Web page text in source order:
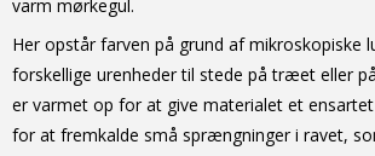
varm mørkegul.
Her opstår farven på grund af mikroskopiske
forskellige urenheder til stede på træet eller
er varmet op for at give materialet et
for at fremkalde små sprængninger i ravet,